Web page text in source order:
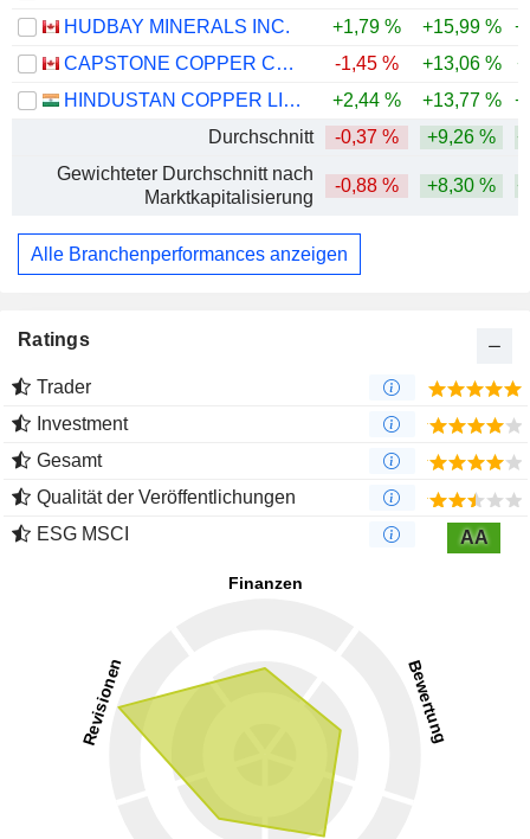
HUDBAY MINERALS INC.
+1,79 % +15,99 %
CAPSTONE COPPER CORP.
-1,45 % +13,06 %
HINDUSTAN COPPER LIMITED
+2,44 % +13,77 %
Durchschnitt
-0,37 % +9,26 %
Gewichteter Durchschnitt nach
Marktkapitalisierung
-0,88 % +8,30 %
Alle Branchenperformances anzeigen
Ratings
Trader
Investment
Gesamt
Qualität der Veröffentlichungen
ESG MSCI
AA